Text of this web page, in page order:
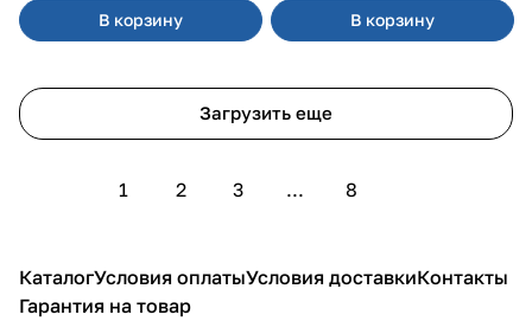
В корзину В корзину
Загрузить еще
1 2 3 ... 8
КаталогУсловия оплатыУсловия доставкиКонтакты
Гарантия на товар